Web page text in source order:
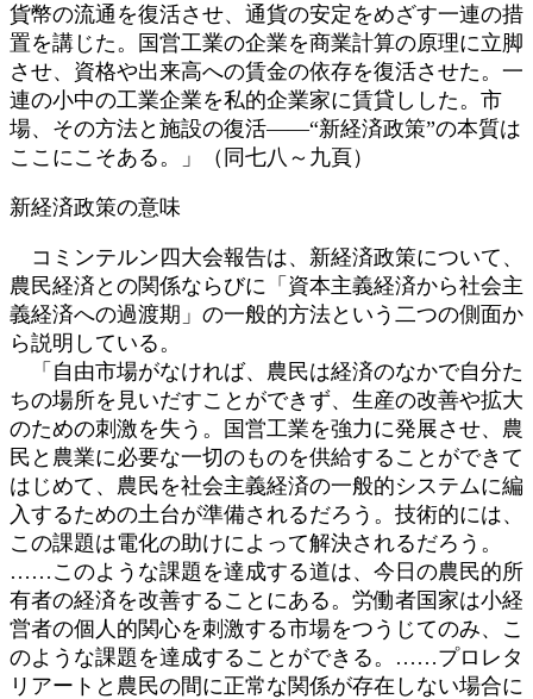
貨幣の流通を復活させ、通貨の安定をめざす一連の措
置を講じた。国営工業の企業を商業計算の原理に立脚
させ、資格や出来高への賃金の依存を復活させた。一
連の小中の工業企業を私的企業家に賃貸しした。市
場、その方法と施設の復活――“新経済政策”の本質は
ここにこそある。」（同七八～九頁）
新経済政策の意味
コミンテルン四大会報告は、新経済政策について、
農民経済との関係ならびに「資本主義経済から社会主
義経済への過渡期」の一般的方法という二つの側面か
ら説明している。
「自由市場がなければ、農民は経済のなかで自分た
ちの場所を見いだすことができず、生産の改善や拡大
のための刺激を失う。国営工業を強力に発展させ、農
民と農業に必要な一切のものを供給することができて
はじめて、農民を社会主義経済の一般的システムに編
入するための土台が準備されるだろう。技術的には、
この課題は電化の助けによって解決されるだろう。
……このような課題を達成する道は、今日の農民的所
有者の経済を改善することにある。労働者国家は小経
営者の個人的関心を刺激する市場をつうじてのみ、こ
のような課題を達成することができる。……プロレタ
リアートと農民の間に正常な関係が存在しない場合に